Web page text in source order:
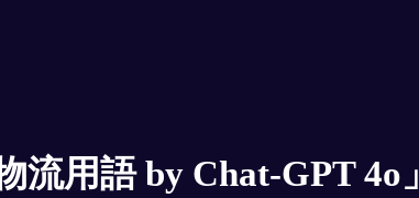
流用語 by Chat-GPT 4o」